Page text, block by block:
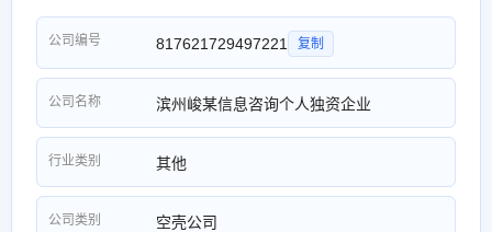
公司编号 817621729497221 复制
公司名称 滨州峻某信息咨询个人独资企业
行业类别 其他
公司类别 空壳公司